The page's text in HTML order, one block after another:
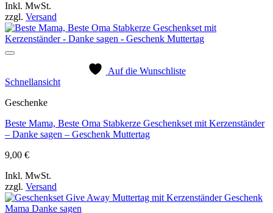
Inkl. MwSt.
zzgl. Versand
Auf die Wunschliste
Schnellansicht
Geschenke
Beste Mama, Beste Oma Stabkerze Geschenkset mit Kerzenständer
– Danke sagen – Geschenk Muttertag
9,00 €
Inkl. MwSt.
zzgl. Versand